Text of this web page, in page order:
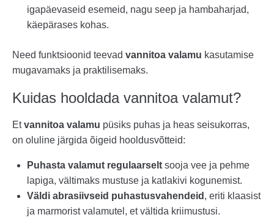
igapäevaseid esemeid, nagu seep ja hambaharjad,
käepärases kohas.
Need funktsioonid teevad vannitoa valamu kasutamise
mugavamaks ja praktilisemaks.
Kuidas hooldada vannitoa valamut?
Etvannitoa valamu püsiks puhas ja heas seisukorras,
on oluline järgida õigeid hooldusvõtteid:
Puhasta valamut regulaarselt sooja vee ja pehme
lapiga, vältimaks mustuse ja katlakivi kogunemist.
Väldi abrasiivseid puhastusvahendeid , eriti klaasist
ja marmorist valamutel, et vältida kriimustusi.